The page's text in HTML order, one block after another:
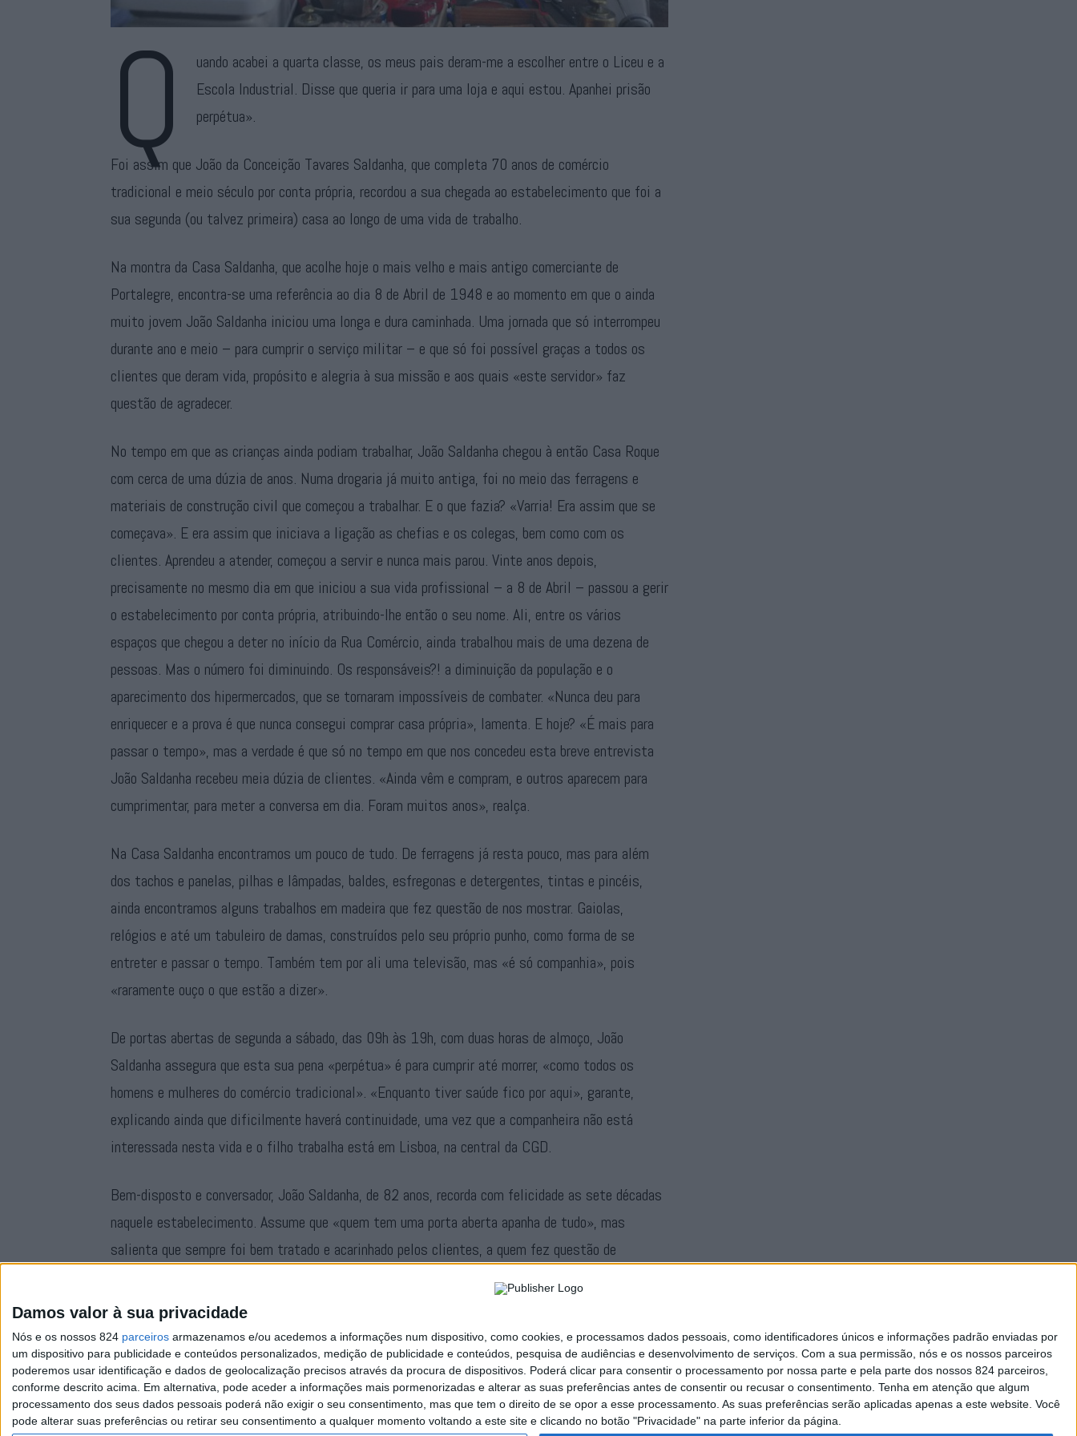
Damos valor à sua privacidade
Nós e os nossos 824 parceiros armazenamos e/ou acedemos a informações num dispositivo, como cookies, e processamos dados pessoais, como identificadores únicos e informações padrão enviadas por
um dispositivo para publicidade e conteúdos personalizados, medição de publicidade e conteúdos, pesquisa de audiências e desenvolvimento de serviços. Com a sua permissão, nós e os nossos parceiros
poderemos usar identificação e dados de geolocalização precisos através da procura de dispositivos. Poderá clicar para consentir o processamento por nossa parte e pela parte dos nossos 824 parceiros,
conforme descrito acima. Em alternativa, pode aceder a informações mais pormenorizadas e alterar as suas preferências antes de consentir ou recusar o consentimento. Tenha em atenção que algum
processamento dos seus dados pessoais poderá não exigir o seu consentimento, mas que tem o direito de se opor a esse processamento. As suas preferências serão aplicadas apenas a este website. Você
pode alterar suas preferências ou retirar seu consentimento a qualquer momento voltando a este site e clicando no botão "Privacidade" na parte inferior da página.
Q
uando acabei a quarta classe, os meus pais deram-me a escolher entre o Liceu e a
Escola Industrial. Disse que queria ir para uma loja e aqui estou. Apanhei prisão
perpétua».
Foi assim que João da Conceição Tavares Saldanha, que completa 70 anos de comércio
tradicional e meio século por conta própria, recordou a sua chegada ao estabelecimento que foi a
sua segunda (ou talvez primeira) casa ao longo de uma vida de trabalho.
Na montra da Casa Saldanha, que acolhe hoje o mais velho e mais antigo comerciante de
Portalegre, encontra-se uma referência ao dia 8 de Abril de 1948 e ao momento em que o ainda
muito jovem João Saldanha iniciou uma longa e dura caminhada. Uma jornada que só interrompeu
durante ano e meio – para cumprir o serviço militar – e que só foi possível graças a todos os
clientes que deram vida, propósito e alegria à sua missão e aos quais «este servidor» faz
questão de agradecer.
No tempo em que as crianças ainda podiam trabalhar, João Saldanha chegou à então Casa Roque
com cerca de uma dúzia de anos. Numa drogaria já muito antiga, foi no meio das ferragens e
materiais de construção civil que começou a trabalhar. E o que fazia? «Varria! Era assim que se
começava». E era assim que iniciava a ligação as chefias e os colegas, bem como com os
clientes. Aprendeu a atender, começou a servir e nunca mais parou. Vinte anos depois,
precisamente no mesmo dia em que iniciou a sua vida profissional – a 8 de Abril – passou a gerir
o estabelecimento por conta própria, atribuindo-lhe então o seu nome. Ali, entre os vários
espaços que chegou a deter no início da Rua Comércio, ainda trabalhou mais de uma dezena de
pessoas. Mas o número foi diminuindo. Os responsáveis?! a diminuição da população e o
aparecimento dos hipermercados, que se tornaram impossíveis de combater. «Nunca deu para
enriquecer e a prova é que nunca consegui comprar casa própria», lamenta. E hoje? «É mais para
passar o tempo», mas a verdade é que só no tempo em que nos concedeu esta breve entrevista
João Saldanha recebeu meia dúzia de clientes. «Ainda vêm e compram, e outros aparecem para
cumprimentar, para meter a conversa em dia. Foram muitos anos», realça.
Na Casa Saldanha encontramos um pouco de tudo. De ferragens já resta pouco, mas para além
dos tachos e panelas, pilhas e lâmpadas, baldes, esfregonas e detergentes, tintas e pincéis,
ainda encontramos alguns trabalhos em madeira que fez questão de nos mostrar. Gaiolas,
relógios e até um tabuleiro de damas, construídos pelo seu próprio punho, como forma de se
entreter e passar o tempo. Também tem por ali uma televisão, mas «é só companhia», pois
«raramente ouço o que estão a dizer».
De portas abertas de segunda a sábado, das 09h às 19h, com duas horas de almoço, João
Saldanha assegura que esta sua pena «perpétua» é para cumprir até morrer, «como todos os
homens e mulheres do comércio tradicional». «Enquanto tiver saúde fico por aqui», garante,
explicando ainda que dificilmente haverá continuidade, uma vez que a companheira não está
interessada nesta vida e o filho trabalha está em Lisboa, na central da CGD.
Bem-disposto e conversador, João Saldanha, de 82 anos, recorda com felicidade as sete décadas
naquele estabelecimento. Assume que «quem tem uma porta aberta apanha de tudo», mas
salienta que sempre foi bem tratado e acarinhado pelos clientes, a quem fez questão de
anos todos não se somaram sozinhos», declarou.
Publicidade